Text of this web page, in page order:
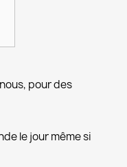
pour des
le jour même si